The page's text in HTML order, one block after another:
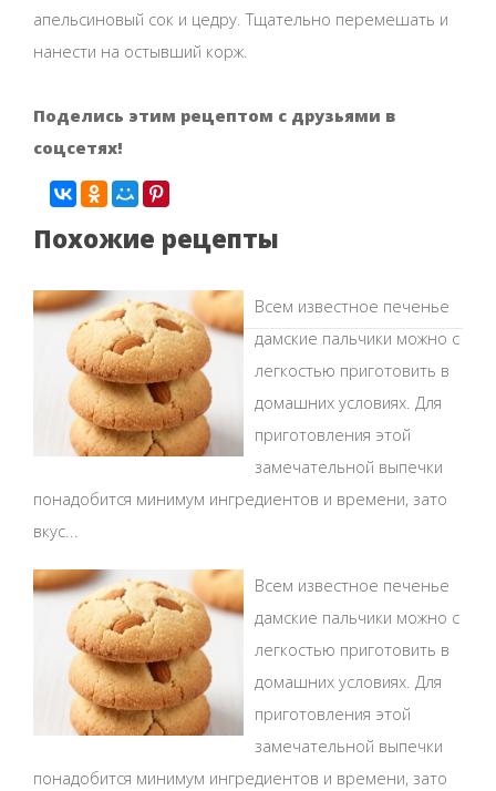
апельсиновый сок и цедру. Тщательно перемешать и
нанести на остывший корж.
Поделись этим рецептом с друзьями в
соцсетях!
Похожие рецепты
Всем известное печенье
дамские пальчики можно с
легкостью приготовить в
домашних условиях. Для
приготовления этой
замечательной выпечки
понадобится минимум ингредиентов и времени, зато
вкус...
Всем известное печенье
дамские пальчики можно с
легкостью приготовить в
домашних условиях. Для
приготовления этой
замечательной выпечки
понадобится минимум ингредиентов и времени, зато